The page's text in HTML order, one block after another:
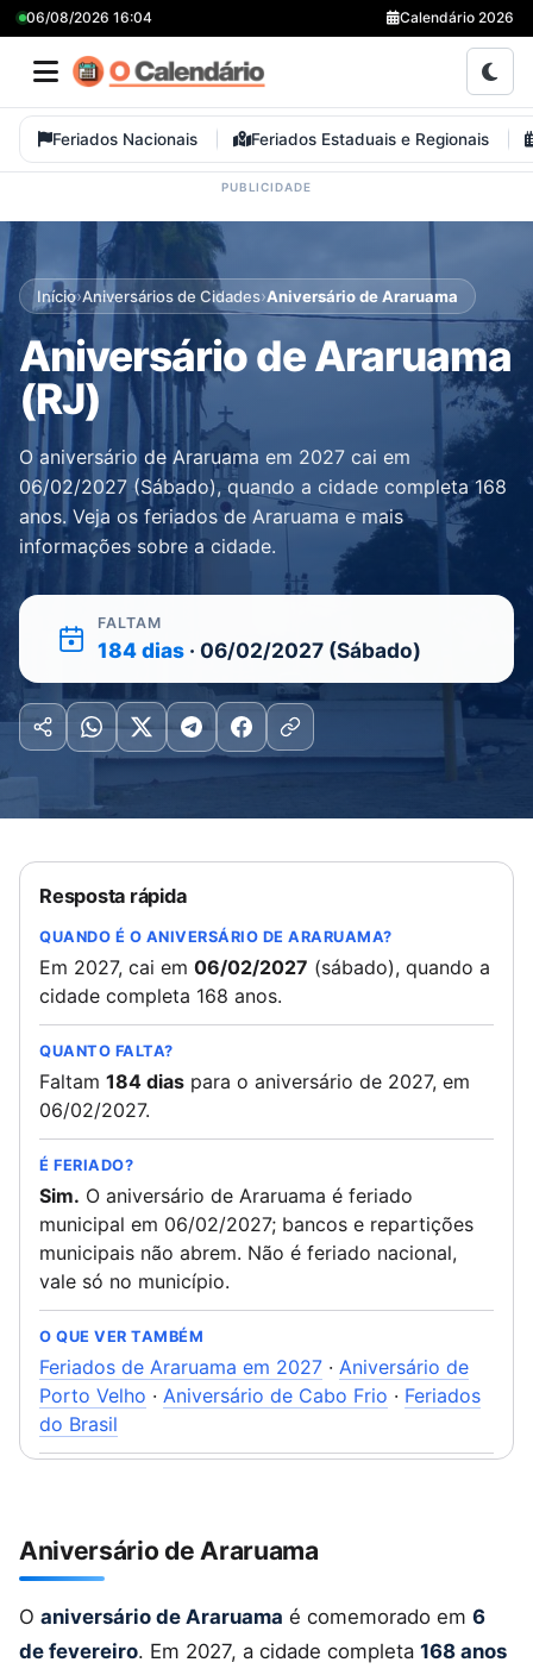
06/08/2026 16:04 Calendário 2026
Feriados Nacionais Feriados Estaduais e Regionais
Início›Aniversários de Cidades›Aniversário de Araruama
Aniversário de Araruama
(RJ)
O aniversário de Araruama em 2027 cai em
06/02/2027 (Sábado), quando a cidade completa 168
anos. Veja os feriados de Araruama e mais
informações sobre a cidade.
FALTAM
184 dias · 06/02/2027 (Sábado)
Resposta rápida
QUANDO É O ANIVERSÁRIO DE ARARUAMA?
Em 2027, cai em 06/02/2027 (sábado), quando a
cidade completa 168 anos.
QUANTO FALTA?
Faltam 184 dias para o aniversário de 2027, em
06/02/2027.
É FERIADO?
Sim. O aniversário de Araruama é feriado
municipal em 06/02/2027; bancos e repartições
municipais não abrem. Não é feriado nacional,
vale só no município.
O QUE VER TAMBÉM
Feriados de Araruama em 2027 · Aniversário de
Porto Velho · Aniversário de Cabo Frio · Feriados
do Brasil
Aniversário de Araruama
O aniversário de Araruama é comemorado em 6
de fevereiro. Em 2027, a cidade completa 168 anos